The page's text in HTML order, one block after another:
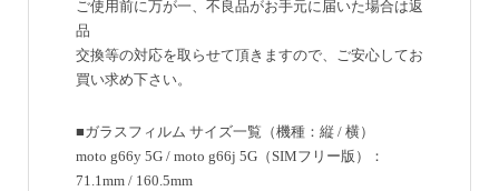
ご使用前に万が一、不良品がお手元に届いた場合は返
品
交換等の対応を取らせて頂きますので、ご安心してお
買い求め下さい。
■ガラスフィルム サイズ一覧（機種：縦 / 横）
moto g66y 5G / moto g66j 5G（SIMフリー版）：
71.1mm / 160.5mm